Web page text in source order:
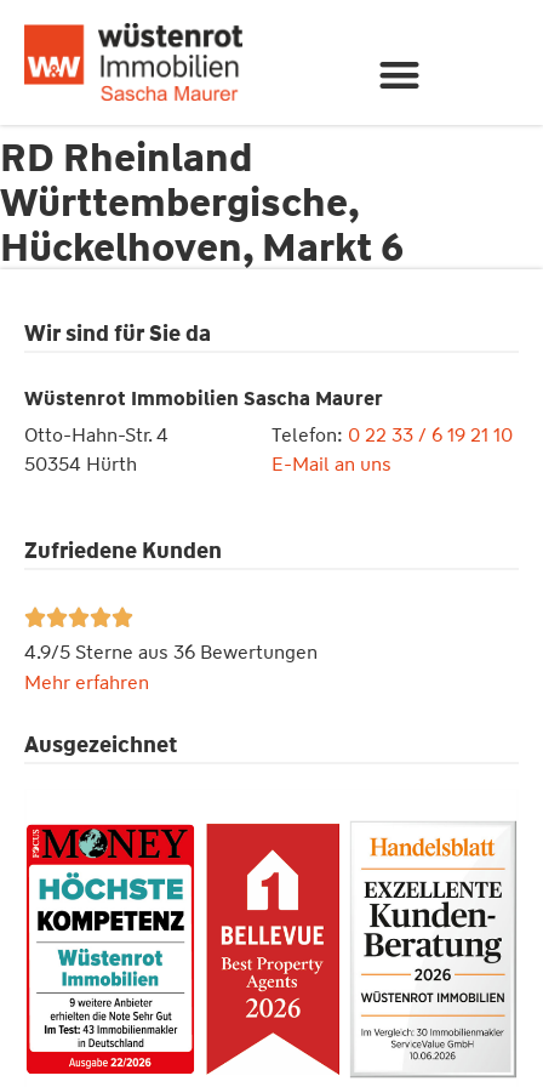
Wir sind für Sie da
Wüstenrot Immobilien Sascha Maurer
Otto-Hahn-Str. 4
50354 Hürth
Telefon: 0 22 33 / 6 19 21 10
E-Mail an uns
Zufriedene Kunden

4.9/5 Sterne aus 36 Bewertungen
Mehr erfahren
Ausgezeichnet
RD Rheinland
Württembergische,
Hückelhoven, Markt 6